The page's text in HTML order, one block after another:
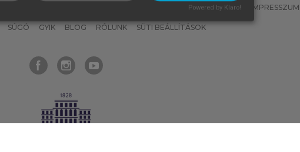
MI – ÁLTALÁNOS IRÁNYELVEK IMPRESSZUM
SÚGÓ GYIK BLOG RÓLUNK SÜTI BEÁLLÍTÁSOK
Powered by Klaro!